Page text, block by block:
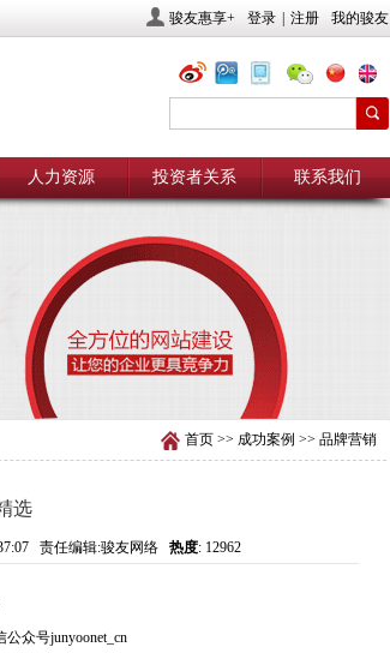
骏友惠享+ 登录 注册 我的骏友
人力资源 投资者关系 联系我们
首页>> 成功案例 >> 品牌营销
选
责任编辑:骏友网络 热度: 12962
公众号junyoonet_cn